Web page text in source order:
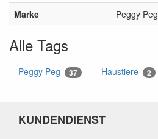
Marke Peggy Peg
Alle Tags
Peggy Peg 37 Haustiere 2
KUNDENDIENST